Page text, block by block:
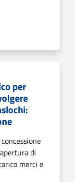
per
di
merci e